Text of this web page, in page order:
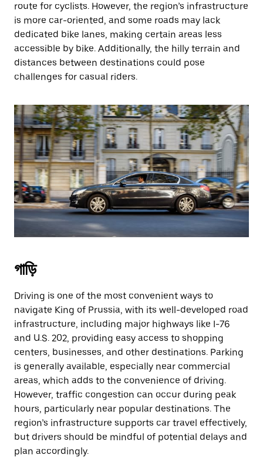
route for cyclists. However, the region’s infrastructure
is more car-oriented, and some roads may lack
dedicated bike lanes, making certain areas less
accessible by bike. Additionally, the hilly terrain and
distances between destinations could pose
challenges for casual riders.
গাড়ি
Driving is one of the most convenient ways to
navigate King of Prussia, with its well-developed road
infrastructure, including major highways like I-76
and U.S. 202, providing easy access to shopping
centers, businesses, and other destinations. Parking
is generally available, especially near commercial
areas, which adds to the convenience of driving.
However, traffic congestion can occur during peak
hours, particularly near popular destinations. The
region’s infrastructure supports car travel effectively,
but drivers should be mindful of potential delays and
plan accordingly.